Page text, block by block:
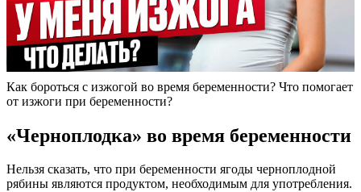
Как бороться с изжогой во время беременности? Что помогает
от изжоги при беременности?
«Черноплодка» во время беременности
Нельзя сказать, что при беременности ягоды черноплодной
рябины являются продуктом, необходимым для употребления.